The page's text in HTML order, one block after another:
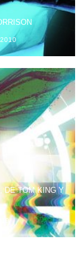
DE TOM KING Y